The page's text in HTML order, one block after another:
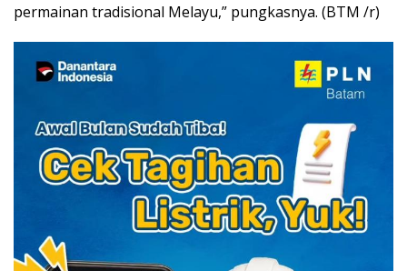
permainan tradisional Melayu,” pungkasnya. (BTM /r)